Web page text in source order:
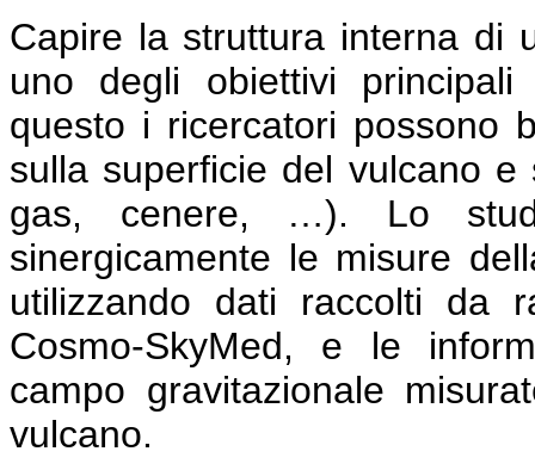
Capire la struttura interna di
uno degli obiettivi
questo i ricercatori possono
sulla superficie del vulcano e
gas, cenere, …). Lo
sinergicamente le misure
utilizzando dati raccolti da
Cosmo-SkyMed, e le
campo gravitazionale
vulcano.